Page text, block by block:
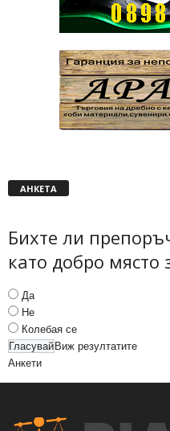
АНКЕТА
Бихте ли
като добро място
Да
Не
Колебая се
Виж резултатите
Анкети